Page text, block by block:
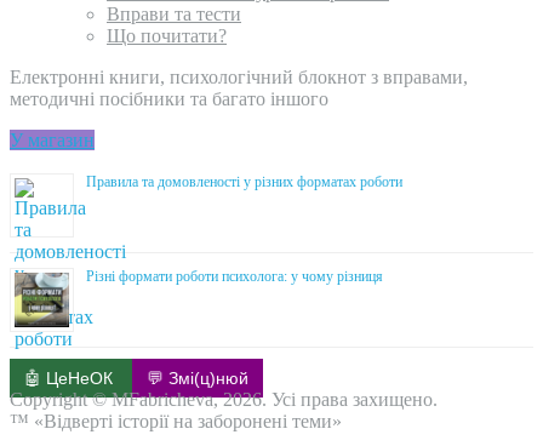
Вправи та тести
Що почитати?
Електронні книги, психологічний блокнот з вправами,
методичні посібники та багато іншого
У магазин
Правила та домовленості у різних форматах роботи
Різні формати роботи психолога: у чому різниця
🤖 ЦеНеОК 💬 Змі(ц)нюй
Copyright © MFabricheva, 2026. Усі права захищено.
™ «Відверті історії на заборонені теми»